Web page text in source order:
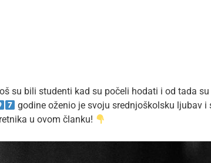
su bili studenti kad su počeli hodati i od tada
godine oženio je svoju srednjoškolsku ljubav i
u ovom članku!